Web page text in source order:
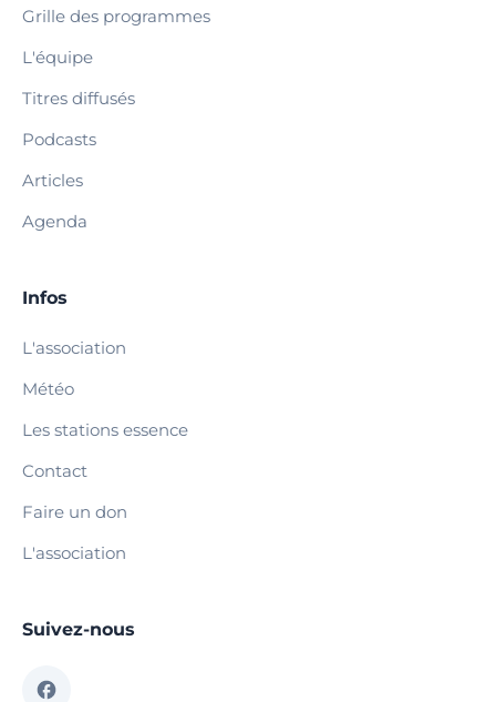
Grille des programmes
L'équipe
Titres diffusés
Podcasts
Articles
Agenda
Infos
L'association
Météo
Les stations essence
Contact
Faire un don
L'association
Suivez-nous